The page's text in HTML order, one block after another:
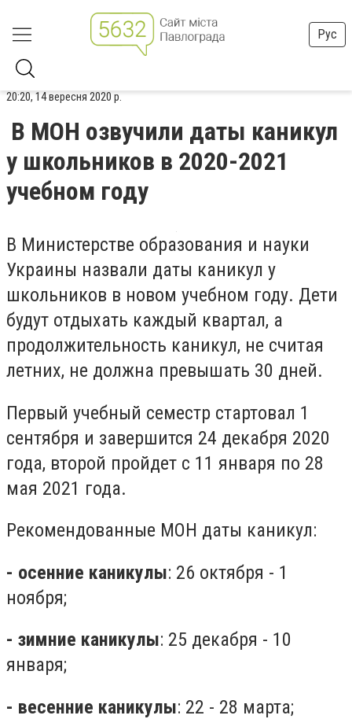
Рус
20:20, 14 вересня 2020 р.
В МОН озвучили даты каникул
у школьников в 2020-2021
учебном году
В Министерстве образования и науки
Украины назвали даты каникул у
школьников в новом учебном году. Дети
будут отдыхать каждый квартал, а
продолжительность каникул, не считая
летних, не должна превышать 30 дней.
Первый учебный семестр стартовал 1
сентября и завершится 24 декабря 2020
года, второй пройдет с 11 января по 28
мая 2021 года.
Рекомендованные МОН даты каникул:
- осенние каникулы: 26 октября - 1
ноября;
- зимние каникулы: 25 декабря - 10
января;
- весенние каникулы: 22 - 28 марта;